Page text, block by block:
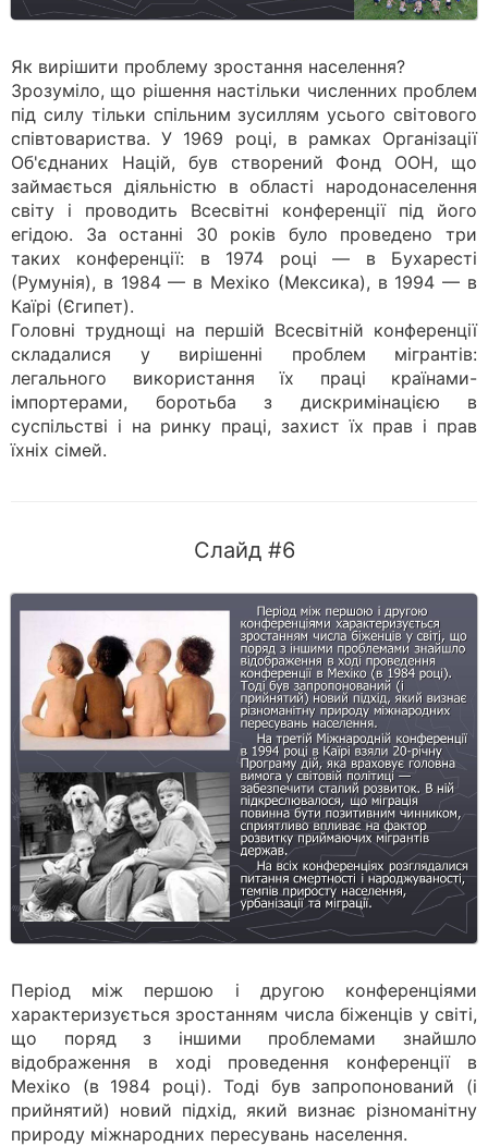
Як вирішити проблему зростання населення?
Зрозуміло, що рішення настільки численних проблем
під силу тільки спільним зусиллям усього світового
співтовариства. У 1969 році, в рамках Організації
Об'єднаних Націй, був створений Фонд ООН, що
займається діяльністю в області народонаселення
світу і проводить Всесвітні конференції під його
егідою. За останні 30 років було проведено три
таких конференції: в 1974 році — в Бухаресті
(Румунія), в 1984 — в Мехіко (Мексика), в 1994 — в
Каїрі (Єгипет).
Головні труднощі на першій Всесвітній конференції
складалися у вирішенні проблем мігрантів:
легального використання їх праці країнами-
імпортерами, боротьба з дискримінацією в
суспільстві і на ринку праці, захист їх прав і прав
їхніх сімей.
Слайд #6
Період між першою і другою конференціями
характеризується зростанням числа біженців у світі,
що поряд з іншими проблемами знайшло
відображення в ході проведення конференції в
Мехіко (в 1984 році). Тоді був запропонований (і
прийнятий) новий підхід, який визнає різноманітну
природу міжнародних пересувань населення.